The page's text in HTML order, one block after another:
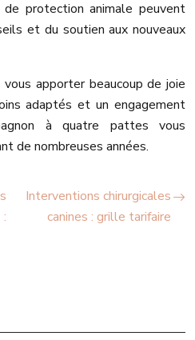
protection animale peuvent
et du soutien aux nouveaux
apporter beaucoup de joie
adaptés et un engagement
à quatre pattes vous
de nombreuses années.
Interventions chirurgicales
canines : grille tarifaire